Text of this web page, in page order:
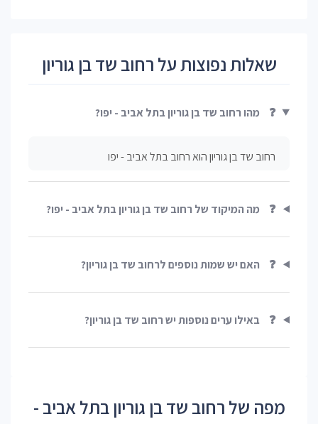
שאלות נפוצות על רחוב שד בן גוריון
❓ מהו רחוב שד בן גוריון בתל אביב - יפו?
רחוב שד בן גוריון הוא רחוב בתל אביב - יפו
❓ מה המיקוד של רחוב שד בן גוריון בתל אביב - יפו?
❓ האם יש שמות נוספים לרחוב שד בן גוריון?
❓ באילו ערים נוספות יש רחוב שד בן גוריון?
מפה של רחוב שד בן גוריון בתל אביב -